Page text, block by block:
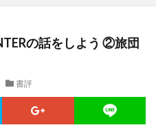
の話をしよう ②旅団
書評